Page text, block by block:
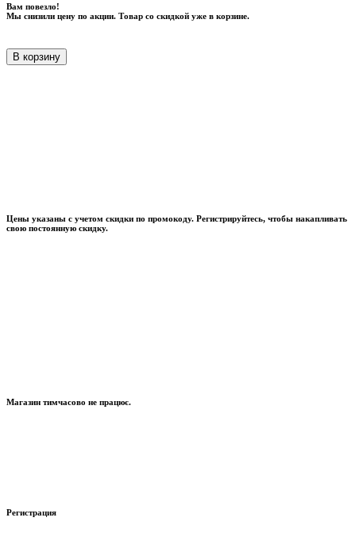
Вам повезло!
Мы снизили цену по акции. Товар со скидкой уже в корзине.
В корзину
Цены указаны с учетом скидки по промокоду. Регистрируйтесь, чтобы накапливать
свою постоянную скидку.
Магазин тимчасово не працює.
Регистрация